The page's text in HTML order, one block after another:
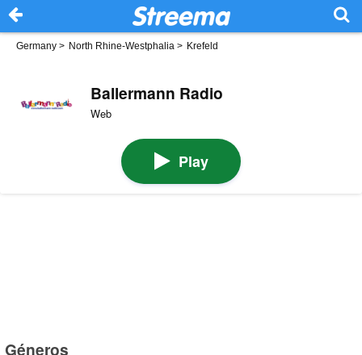
Germany > North Rhine-Westphalia > Krefeld
Ballermann Radio
Web
Play
Géneros